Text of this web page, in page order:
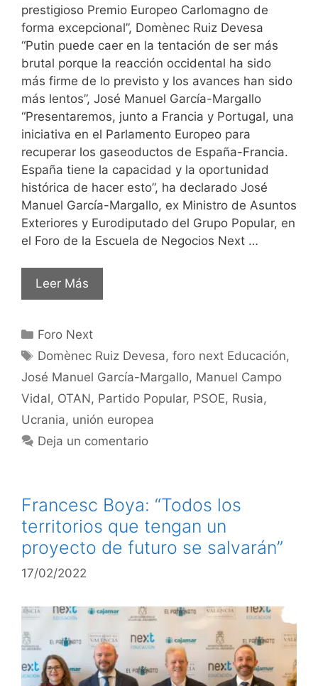
prestigioso Premio Europeo Carlomagno de
forma excepcional”, Domènec Ruiz Devesa
“Putin puede caer en la tentación de ser más
brutal porque la reacción occidental ha sido
más firme de lo previsto y los avances han sido
más lentos”, José Manuel García-Margallo
“Presentaremos, junto a Francia y Portugal, una
iniciativa en el Parlamento Europeo para
recuperar los gaseoductos de España-Francia.
España tiene la capacidad y la oportunidad
histórica de hacer esto”, ha declarado José
Manuel García-Margallo, ex Ministro de Asuntos
Exteriores y Eurodiputado del Grupo Popular, en
el Foro de la Escuela de Negocios Next …
Leer Más
Foro Next
Domènec Ruiz Devesa,foro next Educación,
José Manuel García-Margallo, Manuel Campo
Vidal, OTAN, Partido Popular, PSOE, Rusia,
Ucrania, unión europea
Deja un comentario
Francesc Boya: “Todos los
territorios que tengan un
proyecto de futuro se salvarán”
17/02/2022